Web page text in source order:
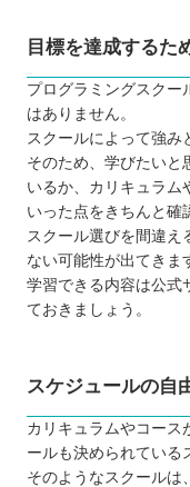
目標を達成するた
プログラミングスクー
はありません。
スクールによって強み
そのため、学びたいと
いるか、カリキュラム
いった点をきちんと確
スクール選びを間違え
ない可能性が出てきま
学習できる内容は公式
ておきましょう。
スケジュールの自
カリキュラムやコース
ールも決められている
そのようなスクールは